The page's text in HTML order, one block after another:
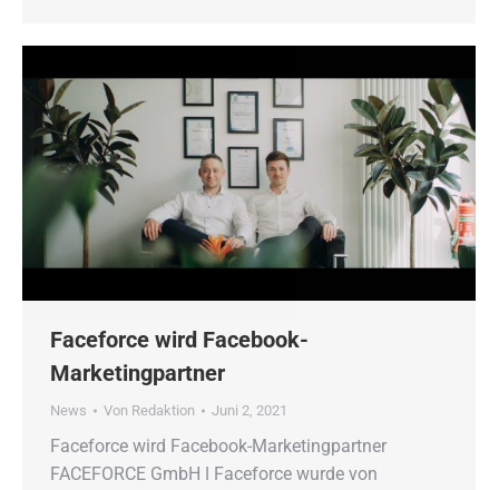
Faceforce wird Facebook-
Marketingpartner
News Von Redaktion Juni 2, 2021
Faceforce wird Facebook-Marketingpartner
FACEFORCE GmbH ǀ Faceforce wurde von